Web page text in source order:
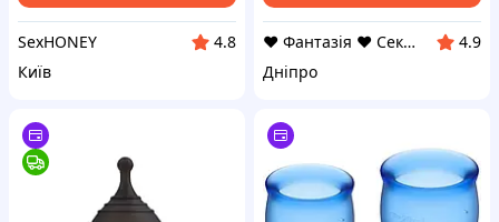
SexHONEY
4.8
Київ
❤ Фантазія ❤ Секс шоп інтернет магазин товарів для дорослих ❤ Анонімно
4.9
Дніпро